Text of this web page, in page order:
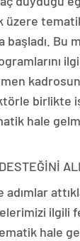
üzere
başladı. Bu
birlikte
hale
ilgili
hale